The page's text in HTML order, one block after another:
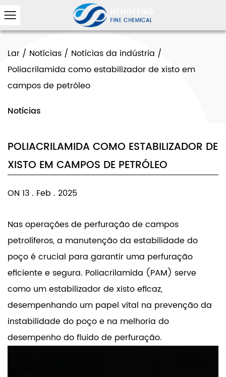
Lar / Notícias / Notícias da indústria /
Poliacrilamida como estabilizador de xisto em
campos de petróleo
Notícias
POLIACRILAMIDA COMO ESTABILIZADOR DE
XISTO EM CAMPOS DE PETRÓLEO
ON 13 . Feb . 2025
Nas operações de perfuração de campos
petrolíferos, a manutenção da estabilidade do
poço é crucial para garantir uma perfuração
eficiente e segura. Poliacrilamida (PAM) serve
como um estabilizador de xisto eficaz,
desempenhando um papel vital na prevenção da
instabilidade do poço e na melhoria do
desempenho do fluido de perfuração.